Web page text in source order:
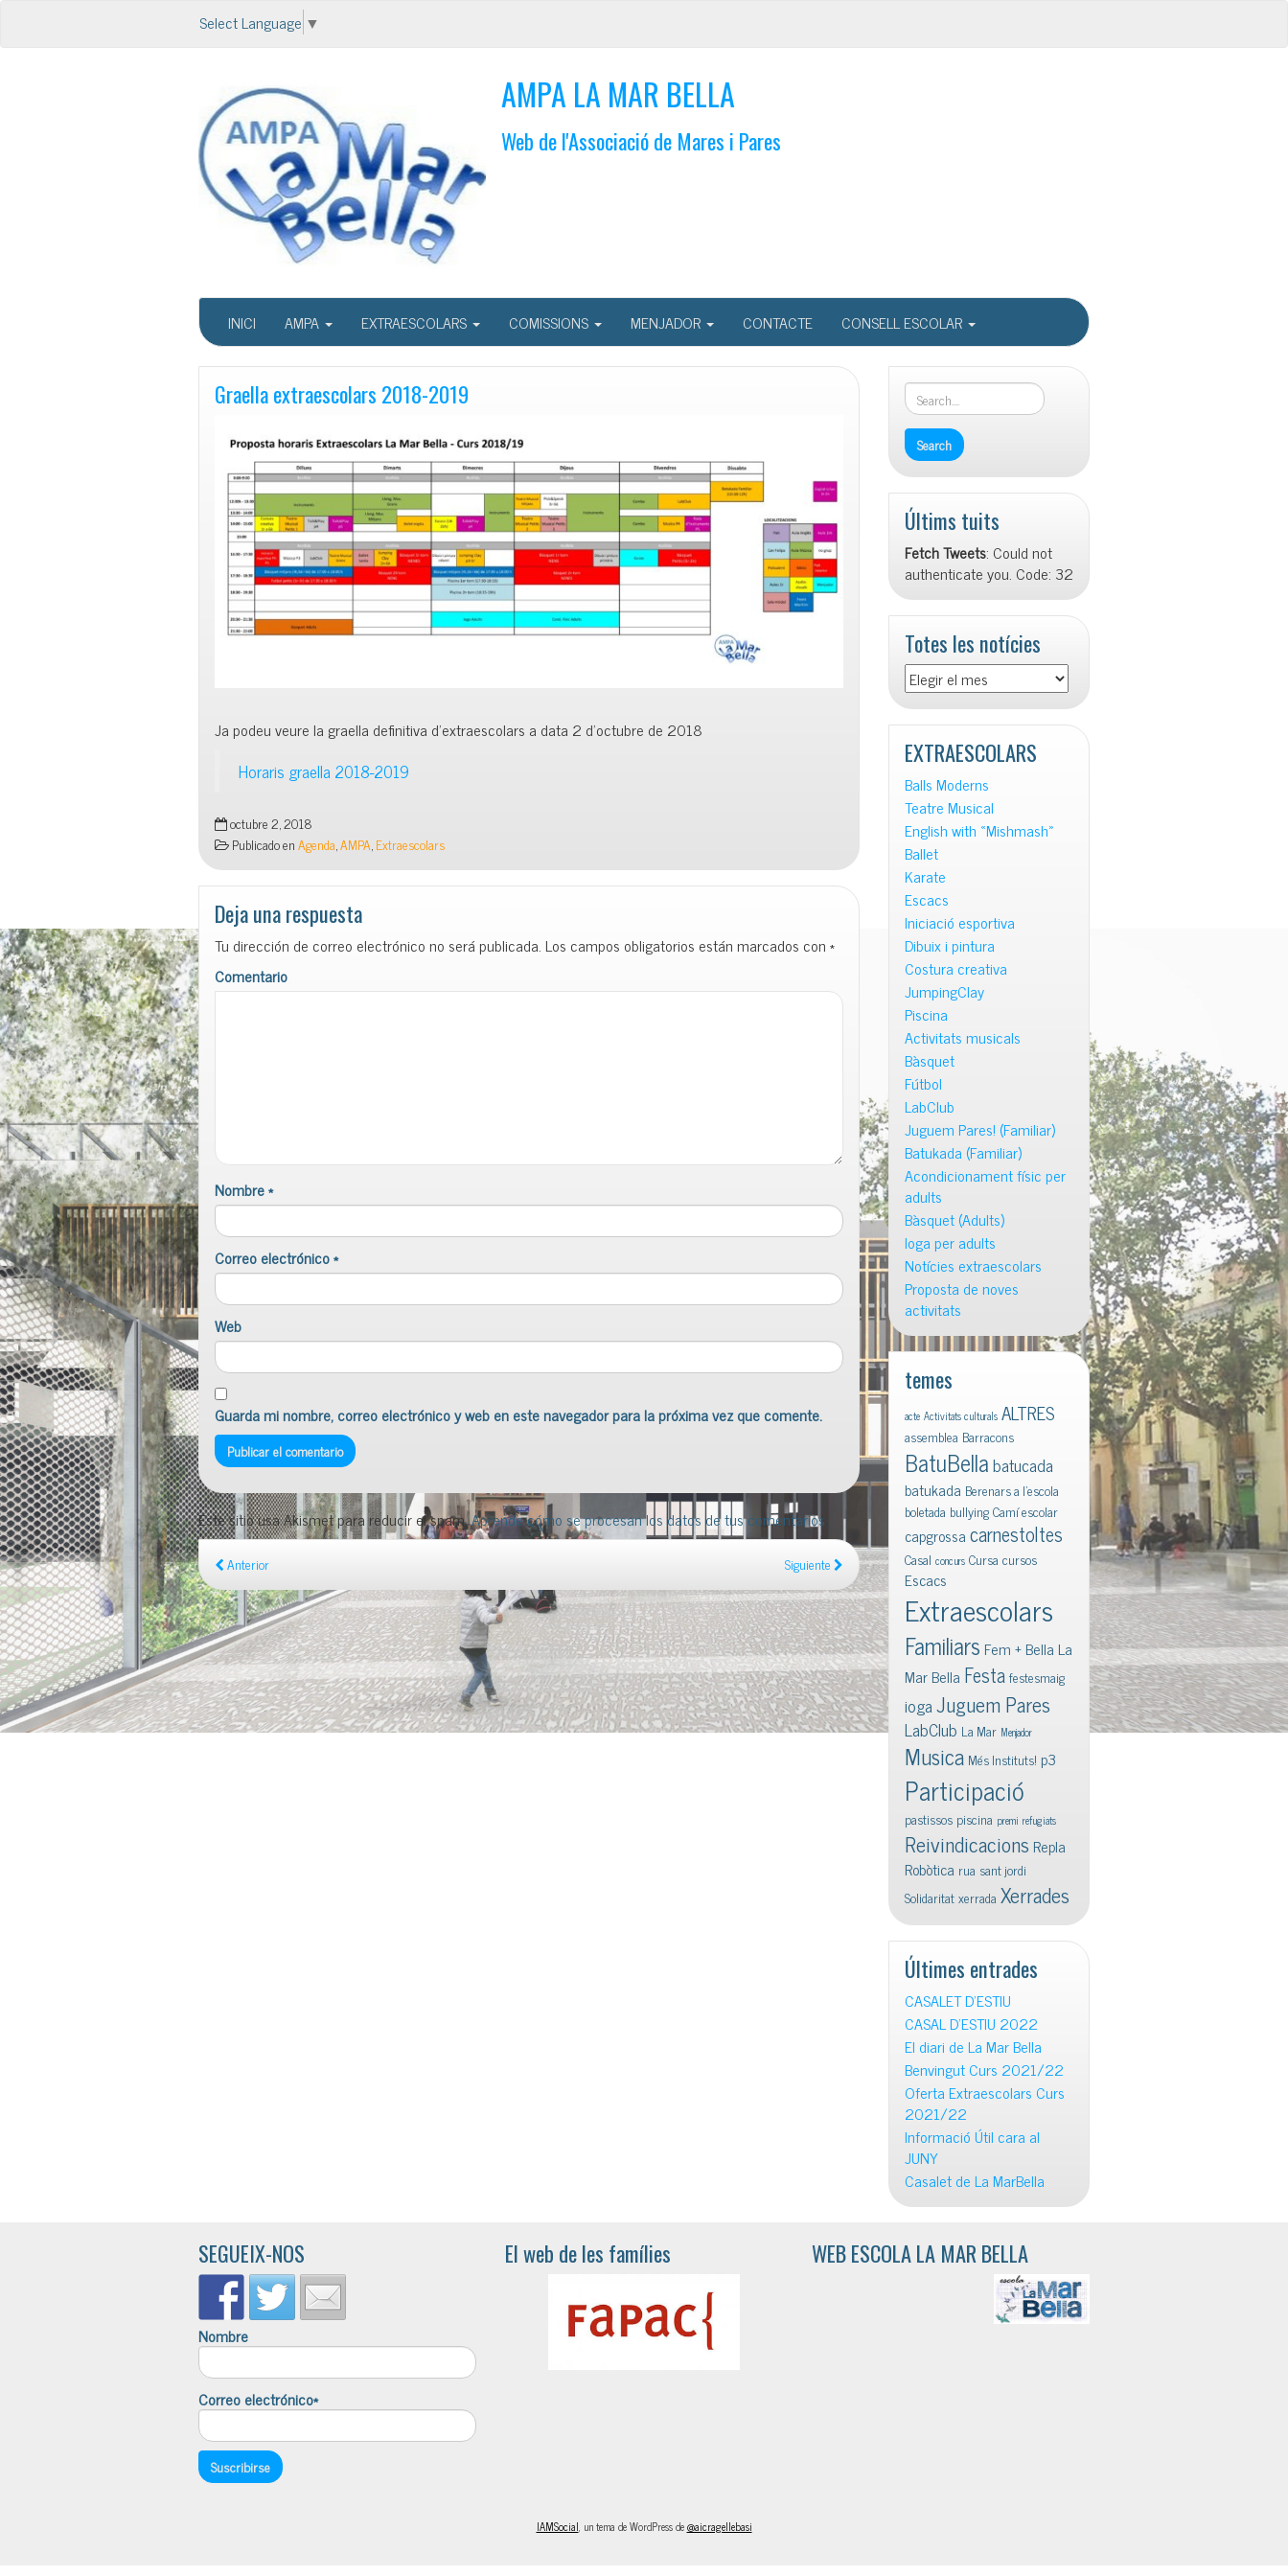
Select Language ▼
AMPA LA MAR BELLA
Web de l'Associació de Mares i Pares
INICI AMPA EXTRAESCOLARS COMISSIONS MENJADOR CONTACTE CONSELL ESCOLAR
Graella extraescolars 2018-2019
Ja podeu veure la graella definitiva d’extraescolars a data 2 d’octubre de 2018
Horaris graella 2018-2019
octubre 2, 2018
Publicado enAgenda,AMPA,Extraescolars
Deja una respuesta
Tu dirección de correo electrónico no será publicada. Los campos obligatorios están marcados con*
Comentario
Nombre*
Correo electrónico*
Web
Guarda mi nombre, correo electrónico y web en este navegador para la próxima vez que comente.
Este sitio usa Akismet para reducir el spam.Aprende cómo se procesan los datos de tus comentarios
Anterior Siguiente
Últims tuits
Fetch Tweets: Could not
authenticate you. Code: 32
Totes les notícies
Totes
les
notícies
EXTRAESCOLARS
Balls Moderns
Teatre Musical
English with «Mishmash»
Ballet
Karate
Escacs
Iniciació esportiva
Dibuix i pintura
Costura creativa
JumpingClay
Piscina
Activitats musicals
Bàsquet
Fútbol
LabClub
Juguem Pares! (Familiar)
Batukada (Familiar)
Acondicionament físic per
adults
Bàsquet (Adults)
Ioga per adults
Notícies extraescolars
Proposta de noves
activitats
temes
acte Activitats culturals ALTRES
assemblea Barracons
BatuBellabatucada
batukada Berenars a l'escola
boletada bullyingCamí escolar
capgrossacarnestoltes
Casal concurs Cursa cursos
Escacs
Extraescolars
Familiars Fem + Bella La
Mar Bella Festafestesmaig
iogaJuguem Pares
LabClub La Mar Menjador
Musica Més Instituts! p3
Participació
pastissos piscina premi refugiats
Reivindicacions Repla
Robòtica rua sant jordi
Solidaritatxerrada Xerrades
Últimes entrades
CASALET D’ESTIU
CASAL D’ESTIU 2022
El diari de La Mar Bella
Benvingut Curs 2021/22
Oferta Extraescolars Curs
2021/22
Informació Útil cara al
JUNY
Casalet de La MarBella
SEGUEIX-NOS
Nombre
Correo electrónico*
El web de les famílies WEB ESCOLA LA MAR BELLA
IAMSocial, un tema de WordPress de@aicragellebasi